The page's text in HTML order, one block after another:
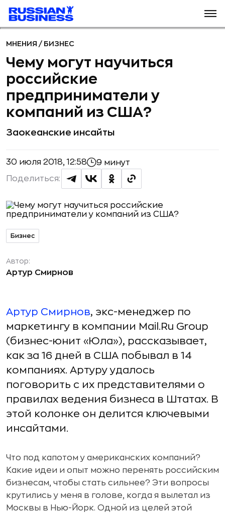
МНЕНИЯ / БИЗНЕС
Чему могут научиться
российские
предприниматели у
компаний из США?
Заокеанские инсайты
30 июля 2018, 12:58 9 минут
Поделиться:
Бизнес
Автор:
Артур Смирнов
Артур Смирнов, экс-менеджер по
маркетингу в компании Mail.Ru Group
(бизнес-юнит «Юла»), рассказывает,
как за 16 дней в США побывал в 14
компаниях. Артуру удалось
поговорить с их представителями о
правилах ведения бизнеса в Штатах. В
этой колонке он делится ключевыми
инсайтами.
Что под капотом у американских компаний?
Какие идеи и опыт можно перенять российским
бизнесам, чтобы стать сильнее? Эти вопросы
крутились у меня в голове, когда я вылетал из
Москвы в Нью-Йорк. Одной из целей этой